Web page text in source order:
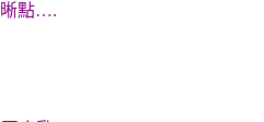
晰點….